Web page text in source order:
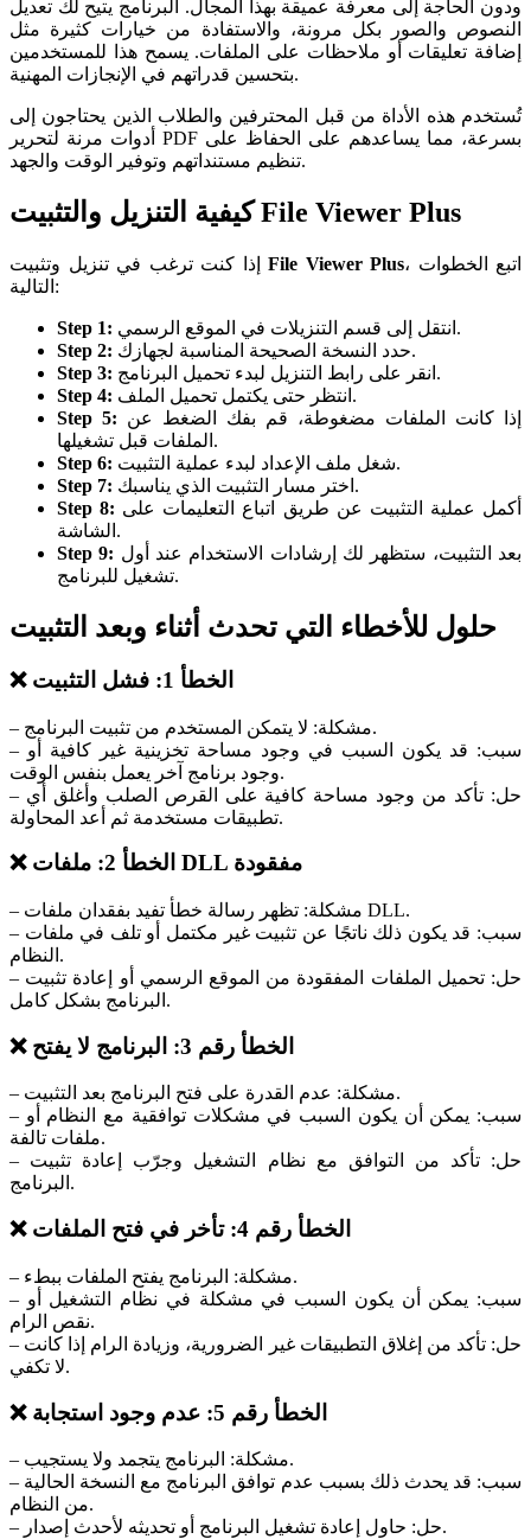
ودون الحاجة إلى معرفة عميقة بهذا المجال. البرنامج يتيح لك تعديل
النصوص والصور بكل مرونة، والاستفادة من خيارات كثيرة مثل
إضافة تعليقات أو ملاحظات على الملفات. يسمح هذا للمستخدمين
بتحسين قدراتهم في الإنجازات المهنية.
تُستخدم هذه الأداة من قبل المحترفين والطلاب الذين يحتاجون إلى
أدوات مرنة لتحرير PDF بسرعة، مما يساعدهم على الحفاظ على
تنظيم مستنداتهم وتوفير الوقت والجهد.
كيفية التنزيل والتثبيت File Viewer Plus
File Viewer Plus، اتبع الخطوات
التالية:
Step 1:
انتقل إلى قسم التنزيلات في الموقع الرسمي.
Step 2:
حدد النسخة الصحيحة المناسبة لجهازك.
Step 3:
انقر على رابط التنزيل لبدء تحميل البرنامج.
Step 4:
انتظر حتى يكتمل تحميل الملف.
Step 5:
الملفات قبل تشغيلها.
Step 6:
شغل ملف الإعداد لبدء عملية التثبيت.
Step 7:
اختر مسار التثبيت الذي يناسبك.
Step 8:
الشاشة.
Step 9:
تشغيل للبرنامج.
حلول للأخطاء التي تحدث أثناء وبعد التثبيت
❌ الخطأ 1: فشل التثبيت
– مشكلة: لا يتمكن المستخدم من تثبيت البرنامج.
– سبب: قد يكون السبب في وجود مساحة تخزينية غير كافية أو
وجود برنامج آخر يعمل بنفس الوقت.
– حل: تأكد من وجود مساحة كافية على القرص الصلب وأغلق أي
تطبيقات مستخدمة ثم أعد المحاولة.
❌ الخطأ 2: ملفات DLL مفقودة
– مشكلة: تظهر رسالة خطأ تفيد بفقدان ملفات DLL.
– سبب: قد يكون ذلك ناتجًا عن تثبيت غير مكتمل أو تلف في ملفات
النظام.
– حل: تحميل الملفات المفقودة من الموقع الرسمي أو إعادة تثبيت
البرنامج بشكل كامل.
❌ الخطأ رقم 3: البرنامج لا يفتح
– مشكلة: عدم القدرة على فتح البرنامج بعد التثبيت.
– سبب: يمكن أن يكون السبب في مشكلات توافقية مع النظام أو
ملفات تالفة.
– حل: تأكد من التوافق مع نظام التشغيل وجرّب إعادة تثبيت
البرنامج.
❌ الخطأ رقم 4: تأخر في فتح الملفات
– مشكلة: البرنامج يفتح الملفات ببطء.
– سبب: يمكن أن يكون السبب في مشكلة في نظام التشغيل أو
نقص الرام.
– حل: تأكد من إغلاق التطبيقات غير الضرورية، وزيادة الرام إذا كانت
لا تكفي.
❌ الخطأ رقم 5: عدم وجود استجابة
– مشكلة: البرنامج يتجمد ولا يستجيب.
– سبب: قد يحدث ذلك بسبب عدم توافق البرنامج مع النسخة الحالية
من النظام.
– حل: حاول إعادة تشغيل البرنامج أو تحديثه لأحدث إصدار.